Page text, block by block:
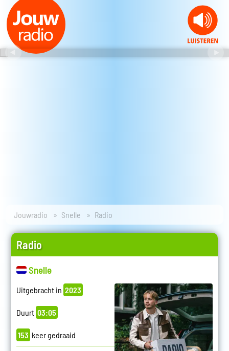
Jouwradio Snelle Radio
Radio
Snelle
Uitgebracht in 2023
Duurt 03:05
153 keer gedraaid